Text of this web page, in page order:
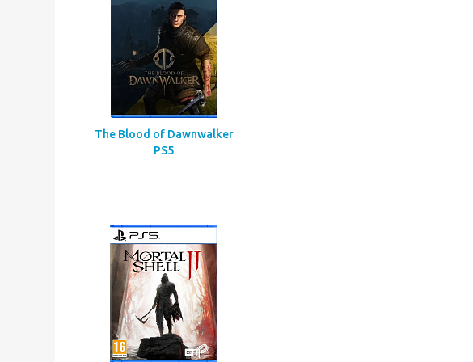
The Blood of Dawnwalker
PS5